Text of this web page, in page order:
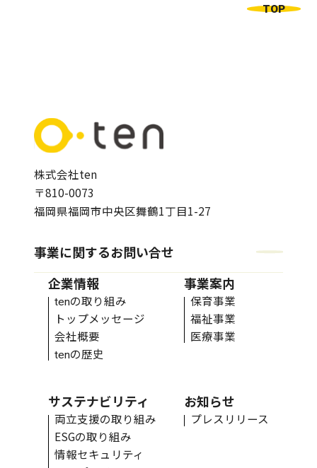
TOP
株式会社ten
〒810-0073
福岡県福岡市中央区舞鶴1丁目1-27
事業に関するお問い合せ
事業に関するお問い合せ
企業情報
tenの取り組み
tenの取り組み
トップメッセージ
トップメッセージ
会社概要
会社概要
tenの歴史
事業案内
保育事業
保育事業
福祉事業
福祉事業
医療事業
サステナビリティ
両立支援の取り組み
両立支援の取り組み
ESGの取り組み
ESGの取り組み
情報セキュリティ
お知らせ
プレスリリース